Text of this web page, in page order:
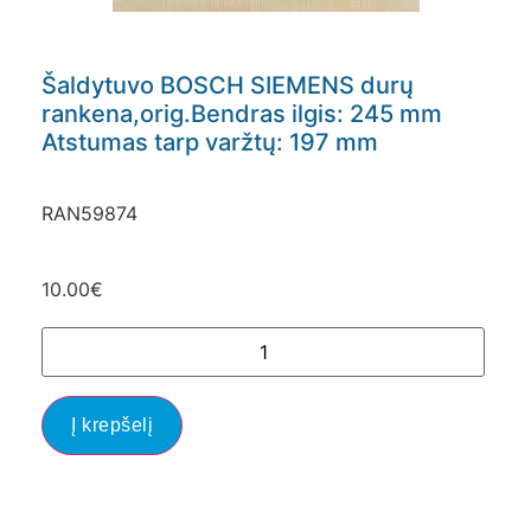
Šaldytuvo BOSCH SIEMENS durų
rankena,orig.Bendras ilgis: 245 mm
Atstumas tarp varžtų: 197 mm
RAN59874
10.00€
Į krepšelį